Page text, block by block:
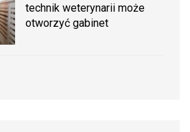
technik weterynarii może
otworzyć gabinet